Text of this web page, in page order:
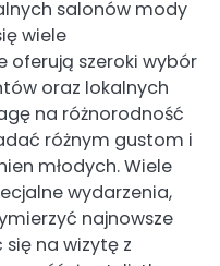
salonów mody
wiele
oferują szeroki wybór
oraz lokalnych
na różnorodność
różnym gustom i
młodych. Wiele
wydarzenia,
najnowsze
na wizytę z